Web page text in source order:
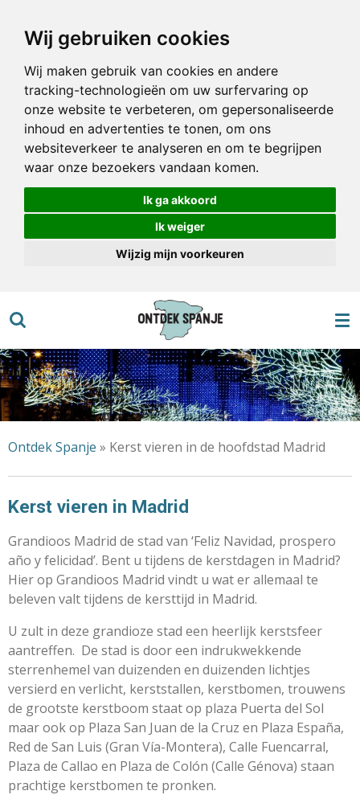
Wij gebruiken cookies
Wij maken gebruik van cookies en andere
tracking-technologieën om uw surfervaring op
onze website te verbeteren, om gepersonaliseerde
inhoud en advertenties te tonen, om ons
websiteverkeer te analyseren en om te begrijpen
waar onze bezoekers vandaan komen.
Ik ga akkoord
Ik weiger
Wijzig mijn voorkeuren
direct
hoofdinhoud
Ontdek Spanje » Kerst vieren in de hoofdstad Madrid
Kerst vieren in Madrid
Grandioos Madrid de stad van ‘Feliz Navidad, prospero
año y felicidad’. Bent u tijdens de kerstdagen in Madrid?
Hier op Grandioos Madrid vindt u wat er allemaal te
beleven valt tijdens de kersttijd in Madrid.
U zult in deze grandioze stad een heerlijk kerstsfeer
aantreffen. De stad is door een indrukwekkende
sterrenhemel van duizenden en duizenden lichtjes
versierd en verlicht, kerststallen, kerstbomen, trouwens
de grootste kerstboom staat op plaza Puerta del Sol
maar ook op Plaza San Juan de la Cruz en Plaza España,
Red de San Luis (Gran Vía-Montera), Calle Fuencarral,
Plaza de Callao en Plaza de Colón (Calle Génova) staan
prachtige kerstbomen te pronken.